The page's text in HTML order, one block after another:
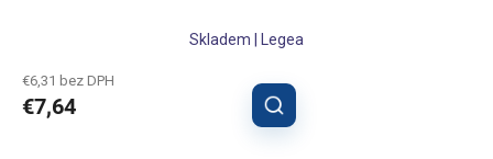
Skladem | Legea
€6,31 bez DPH
€7,64